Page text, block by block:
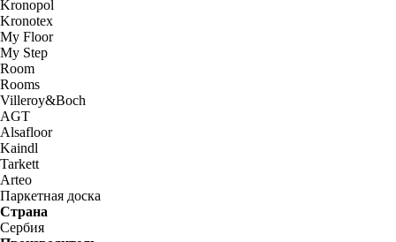
Kronopol
Kronotex
My Floor
My Step
Room
Rooms
Villeroy&Boch
AGT
Alsafloor
Kaindl
Tarkett
Arteo
Паркетная доска
Страна
Сербия